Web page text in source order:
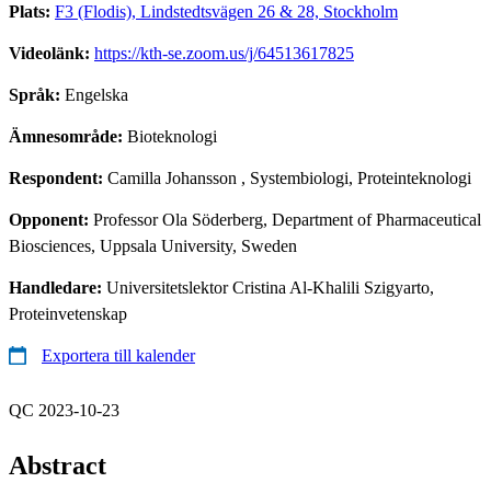
Plats: F3 (Flodis), Lindstedtsvägen 26 & 28, Stockholm
Videolänk: https://kth-se.zoom.us/j/64513617825
Språk: Engelska
Ämnesområde: Bioteknologi
Respondent: Camilla Johansson , Systembiologi, Proteinteknologi
Opponent: Professor Ola Söderberg, Department of Pharmaceutical
Biosciences, Uppsala University, Sweden
Handledare: Universitetslektor Cristina Al-Khalili Szigyarto,
Proteinvetenskap
Exportera till kalender
QC 2023-10-23
Abstract